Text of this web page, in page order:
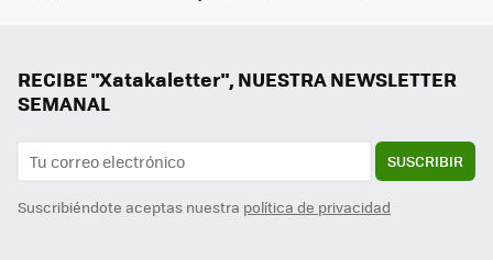
RECIBE "Xatakaletter", NUESTRA NEWSLETTER
SEMANAL
SUSCRIBIR
Suscribiéndote aceptas nuestra política de privacidad